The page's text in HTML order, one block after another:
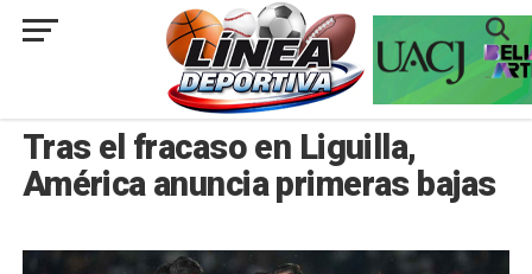
###
Tras el fracaso en Liguilla,
América anuncia primeras bajas